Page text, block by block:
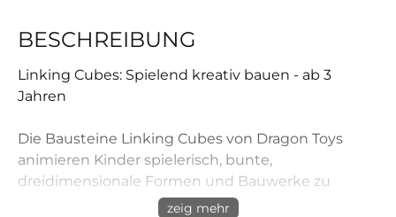
BESCHREIBUNG
Linking Cubes: Spielend kreativ bauen - ab 3
Jahren
Die Bausteine Linking Cubes von Dragon Toys
animieren Kinder spielerisch, bunte,
dreidimensionale Formen und Bauwerke zu
kreieren. Tatsächlich sind die Würfelelemente
zeig mehr